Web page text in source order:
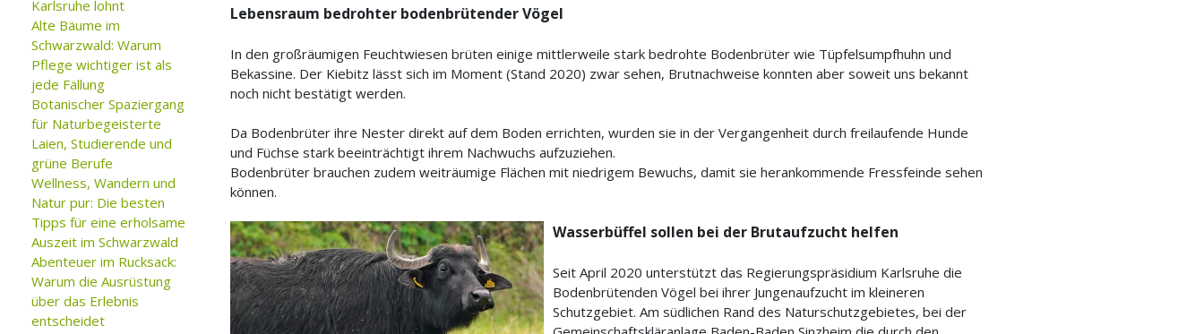
Karlsruhe lohnt
Alte Bäume im
Schwarzwald: Warum
Pflege wichtiger ist als
jede Fällung
Botanischer Spaziergang
für Naturbegeisterte
Laien, Studierende und
grüne Berufe
Wellness, Wandern und
Natur pur: Die besten
Tipps für eine erholsame
Auszeit im Schwarzwald
Abenteuer im Rucksack:
Warum die Ausrüstung
über das Erlebnis
entscheidet
Lebensraum bedrohter bodenbrütender Vögel
In den großräumigen Feuchtwiesen brüten einige mittlerweile stark bedrohte Bodenbrüter wie Tüpfelsumpfhuhn und
Bekassine. Der Kiebitz lässt sich im Moment (Stand 2020) zwar sehen, Brutnachweise konnten aber soweit uns bekannt
noch nicht bestätigt werden.
Da Bodenbrüter ihre Nester direkt auf dem Boden errichten, wurden sie in der Vergangenheit durch freilaufende Hunde
und Füchse stark beeinträchtigt ihrem Nachwuchs aufzuziehen.
Bodenbrüter brauchen zudem weiträumige Flächen mit niedrigem Bewuchs, damit sie herankommende Fressfeinde sehen
können.
Wasserbüffel sollen bei der Brutaufzucht helfen
Seit April 2020 unterstützt das Regierungspräsidium Karlsruhe die
Bodenbrütenden Vögel bei ihrer Jungenaufzucht im kleineren
Schutzgebiet. Am südlichen Rand des Naturschutzgebietes, bei der